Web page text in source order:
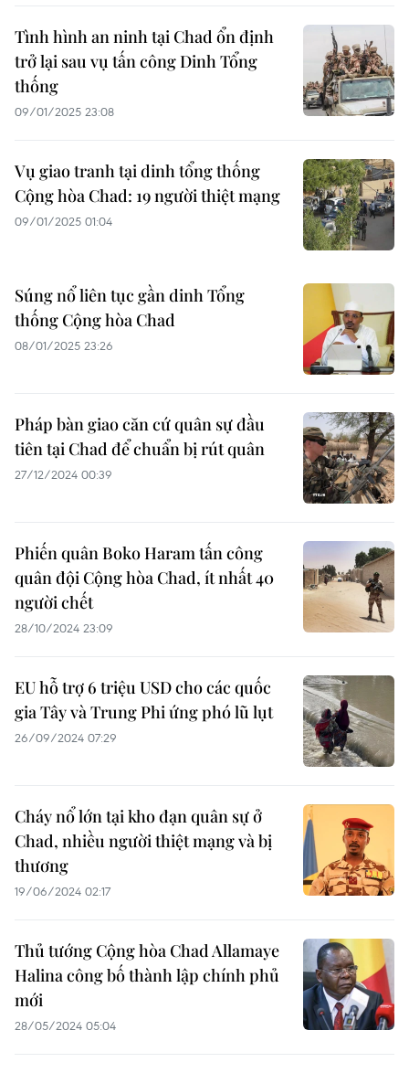
Tình hình an ninh tại Chad ổn định
trở lại sau vụ tấn công Dinh Tổng
thống
09/01/2025 23:08
Vụ giao tranh tại dinh tổng thống
Cộng hòa Chad: 19 người thiệt mạng
09/01/2025 01:04
Súng nổ liên tục gần dinh Tổng
thống Cộng hòa Chad
08/01/2025 23:26
Pháp bàn giao căn cứ quân sự đầu
tiên tại Chad để chuẩn bị rút quân
27/12/2024 00:39
Phiến quân Boko Haram tấn công
quân đội Cộng hòa Chad, ít nhất 40
người chết
28/10/2024 23:09
EU hỗ trợ 6 triệu USD cho các quốc
gia Tây và Trung Phi ứng phó lũ lụt
26/09/2024 07:29
Cháy nổ lớn tại kho đạn quân sự ở
Chad, nhiều người thiệt mạng và bị
thương
19/06/2024 02:17
Thủ tướng Cộng hòa Chad Allamaye
Halina công bố thành lập chính phủ
mới
28/05/2024 05:04